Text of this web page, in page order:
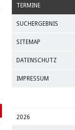
TERMINE
SUCHERGEBNIS
SITEMAP
DATENSCHUTZ
IMPRESSUM
2026